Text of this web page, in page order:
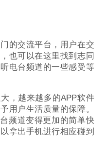
的交流平台，用户在交
也可以在这里找到志同
电台频道的一些感受等
，越来越多的APP软件
用户生活质量的保障。
频道变得更加的简单快
拿出手机进行相应碰到